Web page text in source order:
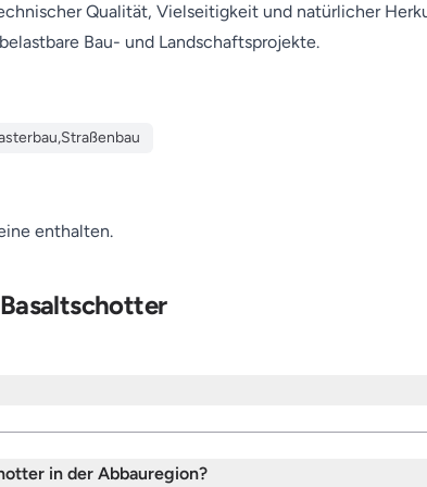
Qualität, Vielseitigkeit und natürlicher
Bau- und Landschaftsprojekte.
enthalten.
in der Abbauregion?